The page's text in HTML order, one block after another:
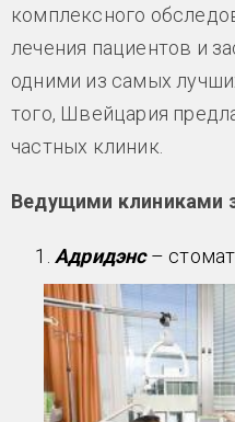
комплексного
лечения пациентов и
одними из самых
того, Швейцария
частных клиник.
Ведущими клиниками
Адридэнс–